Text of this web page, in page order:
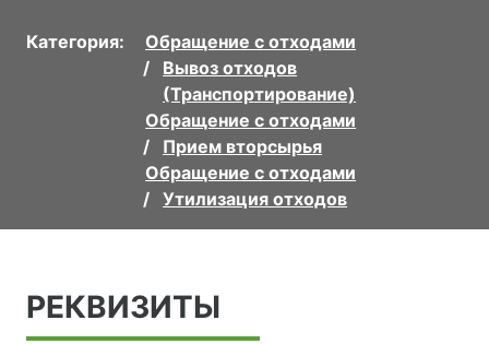
Категория:
Обращение с отходами
Вывоз отходов
(Транспортирование)
Обращение с отходами
Прием вторсырья
Обращение с отходами
Утилизация отходов
РЕКВИЗИТЫ